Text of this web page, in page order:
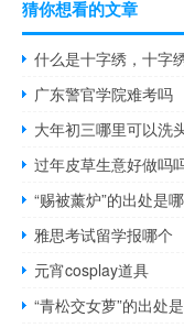
猜你想看的文章
什么是十字绣，十字
广东警官学院难考吗
大年初三哪里可以洗
过年皮草生意好做吗
“赐被薰炉”的出处是
雅思考试留学报哪个
元宵cosplay道具
“青松交女萝”的出处